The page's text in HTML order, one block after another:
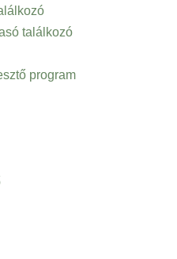
találkozó
program